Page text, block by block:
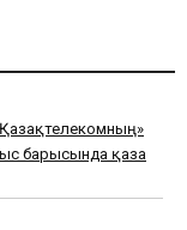
барысында қаза